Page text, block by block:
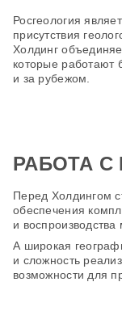
Росгеология
присутствия
Холдинг
которые работают
и за рубежом.
РАБОТА С
Перед Холдингом
обеспечения
и
А широкая
и сложность
возможности для